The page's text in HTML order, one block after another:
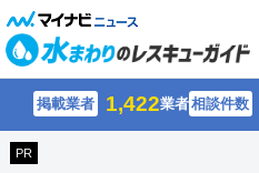
掲載業者 1,422業者相談件数
PR